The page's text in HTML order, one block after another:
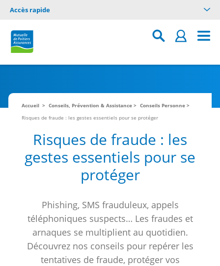
Accès rapide
Accueil Conseils, Prévention & Assistance
Conseils Personne
Risques de fraude : les gestes essentiels pour se protéger
Risques de fraude : les
gestes essentiels pour se
protéger
Phishing, SMS frauduleux, appels
téléphoniques suspects… Les fraudes et
arnaques se multiplient au quotidien.
Découvrez nos conseils pour repérer les
tentatives de fraude, protéger vos